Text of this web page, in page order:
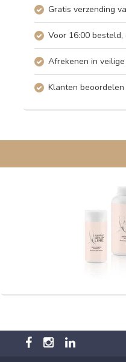
Gratis verzending
Voor 16:00 besteld,
Afrekenen in
Klanten